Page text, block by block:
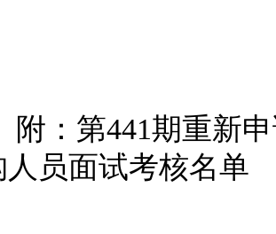
第441期重新申
人员面试考核名单